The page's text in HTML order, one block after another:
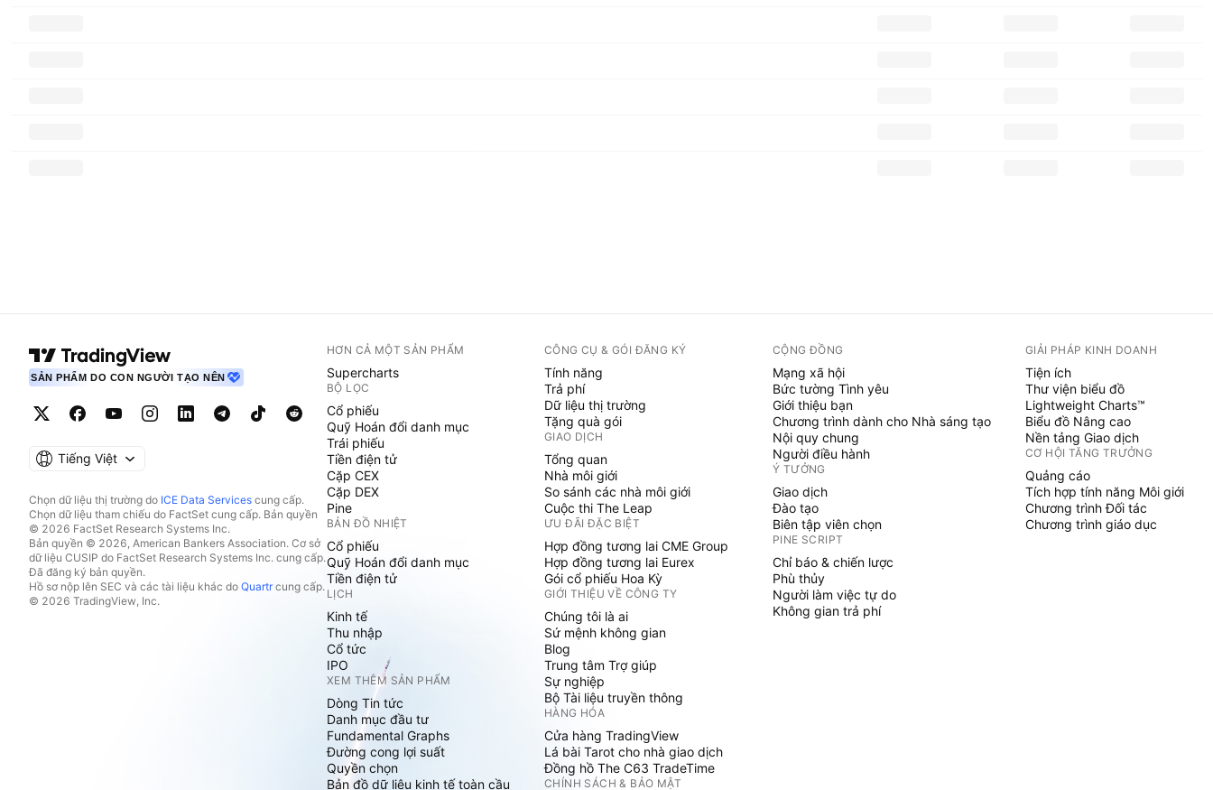
SẢN PHẨM DO CON NGƯỜI TẠO NÊN
Tiếng Việt
Chọn dữ liệu thị trường do ICE Data Services cung cấp.
Chọn dữ liệu tham chiếu do FactSet cung cấp. Bản quyền
© 2026 FactSet Research Systems Inc.
Bản quyền © 2026, American Bankers Association. Cơ sở
dữ liệu CUSIP do FactSet Research Systems Inc. cung cấp.
Đã đăng ký bản quyền.
Hồ sơ nộp lên SEC và các tài liệu khác do Quartrcung cấp.
© 2026 TradingView, Inc.
HƠN CẢ MỘT SẢN PHẨM
Supercharts
BỘ LỌC
Cổ phiếu
Quỹ Hoán đổi danh mục
Trái phiếu
Tiền điện tử
Cặp CEX
Cặp DEX
Pine
BẢN ĐỒ NHIỆT
Cổ phiếu
Quỹ Hoán đổi danh mục
Tiền điện tử
LỊCH
Kinh tế
Thu nhập
Cổ tức
IPO
XEM THÊM SẢN PHẨM
Dòng Tin tức
Danh mục đầu tư
Fundamental Graphs
Đường cong lợi suất
Quyền chọn
Bản đồ dữ liệu kinh tế toàn cầu
CÔNG CỤ & GÓI ĐĂNG KÝ
Tính năng
Trả phí
Dữ liệu thị trường
Tặng quà gói
GIAO DỊCH
Tổng quan
Nhà môi giới
So sánh các nhà môi giới
Cuộc thi The Leap
ƯU ĐÃI ĐẶC BIỆT
Hợp đồng tương lai CME Group
Hợp đồng tương lai Eurex
Gói cổ phiếu Hoa Kỳ
GIỚI THIỆU VỀ CÔNG TY
Chúng tôi là ai
Sứ mệnh không gian
Blog
Trung tâm Trợ giúp
Sự nghiệp
Bộ Tài liệu truyền thông
HÀNG HÓA
Cửa hàng TradingView
Lá bài Tarot cho nhà giao dịch
Đồng hồ The C63 TradeTime
CHÍNH SÁCH & BẢO MẬT
CỘNG ĐỒNG
Mạng xã hội
Bức tường Tình yêu
Giới thiệu bạn
Chương trình dành cho Nhà sáng tạo
Nội quy chung
Người điều hành
Ý TƯỞNG
Giao dịch
Đào tạo
Biên tập viên chọn
PINE SCRIPT
Chỉ báo & chiến lược
Phù thủy
Người làm việc tự do
Không gian trả phí
GIẢI PHÁP KINH DOANH
Tiện ích
Thư viện biểu đồ
Lightweight Charts™
Biểu đồ Nâng cao
Nền tảng Giao dịch
CƠ HỘI TĂNG TRƯỞNG
Quảng cáo
Tích hợp tính năng Môi giới
Chương trình Đối tác
Chương trình giáo dục